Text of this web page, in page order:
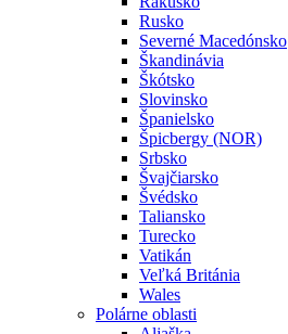
Rusko
Severné Macedónsko
Škandinávia
Škótsko
Slovinsko
Španielsko
Špicbergy (NOR)
Srbsko
Švajčiarsko
Švédsko
Taliansko
Turecko
Vatikán
Veľká Británia
Wales
Polárne oblasti